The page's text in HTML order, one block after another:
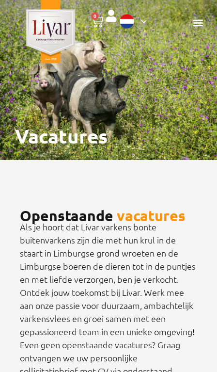
0
Vacatures
Openstaandevacatures
Als je hoort dat Livar varkens bonte
buitenvarkens zijn die met hun krul in de
staart in Limburgse grond wroeten en de
Limburgse boeren de dieren tot in de puntjes
en met liefde verzorgen, ben je verkocht.
Ontdek jouw toekomst bij Livar. Werk mee
aan onze passie voor duurzaam, ambachtelijk
varkensvlees en groei samen met een
gepassioneerd team in een unieke omgeving!
Even geen openstaande vacatures? Graag
ontvangen we uw persoonlijke